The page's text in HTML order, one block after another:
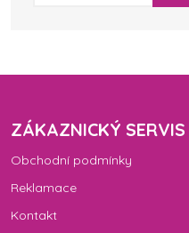
ZÁKAZNICKÝ SERVIS
Obchodní podmínky
Reklamace
Kontakt